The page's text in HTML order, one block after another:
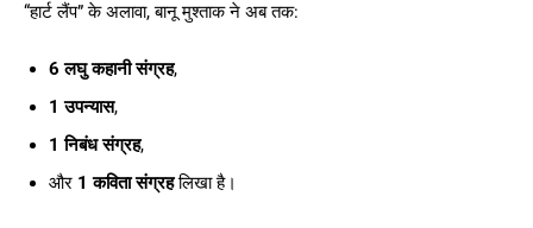
“हार्ट लैंप” के अलावा, बानू मुश्ताक ने अब तक:
6 लघु कहानी संग्रह,
1 उपन्यास,
1 निबंध संग्रह,
और 1 कविता संग्रहलिखा है।